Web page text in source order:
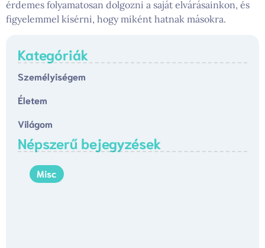
érdemes folyamatosan dolgozni a saját elvárásainkon, és
figyelemmel kísérni, hogy miként hatnak másokra.
Kategóriák
Személyiségem
Életem
Világom
Népszerű bejegyzések
Misc